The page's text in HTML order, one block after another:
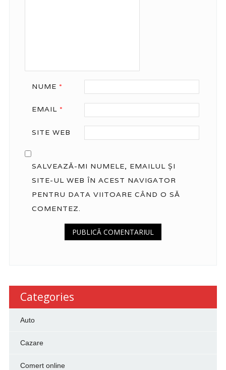
NUME *
EMAIL *
SITE WEB
SALVEAZĂ-MI NUMELE, EMAILUL ȘI
SITE-UL WEB ÎN ACEST NAVIGATOR
PENTRU DATA VIITOARE CÂND O SĂ
COMENTEZ.
Categories
Auto
Cazare
Comert online